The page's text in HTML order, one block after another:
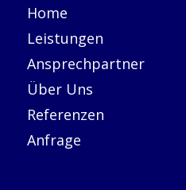
Home
Leistungen
Ansprechpartner
Über Uns
Referenzen
Anfrage